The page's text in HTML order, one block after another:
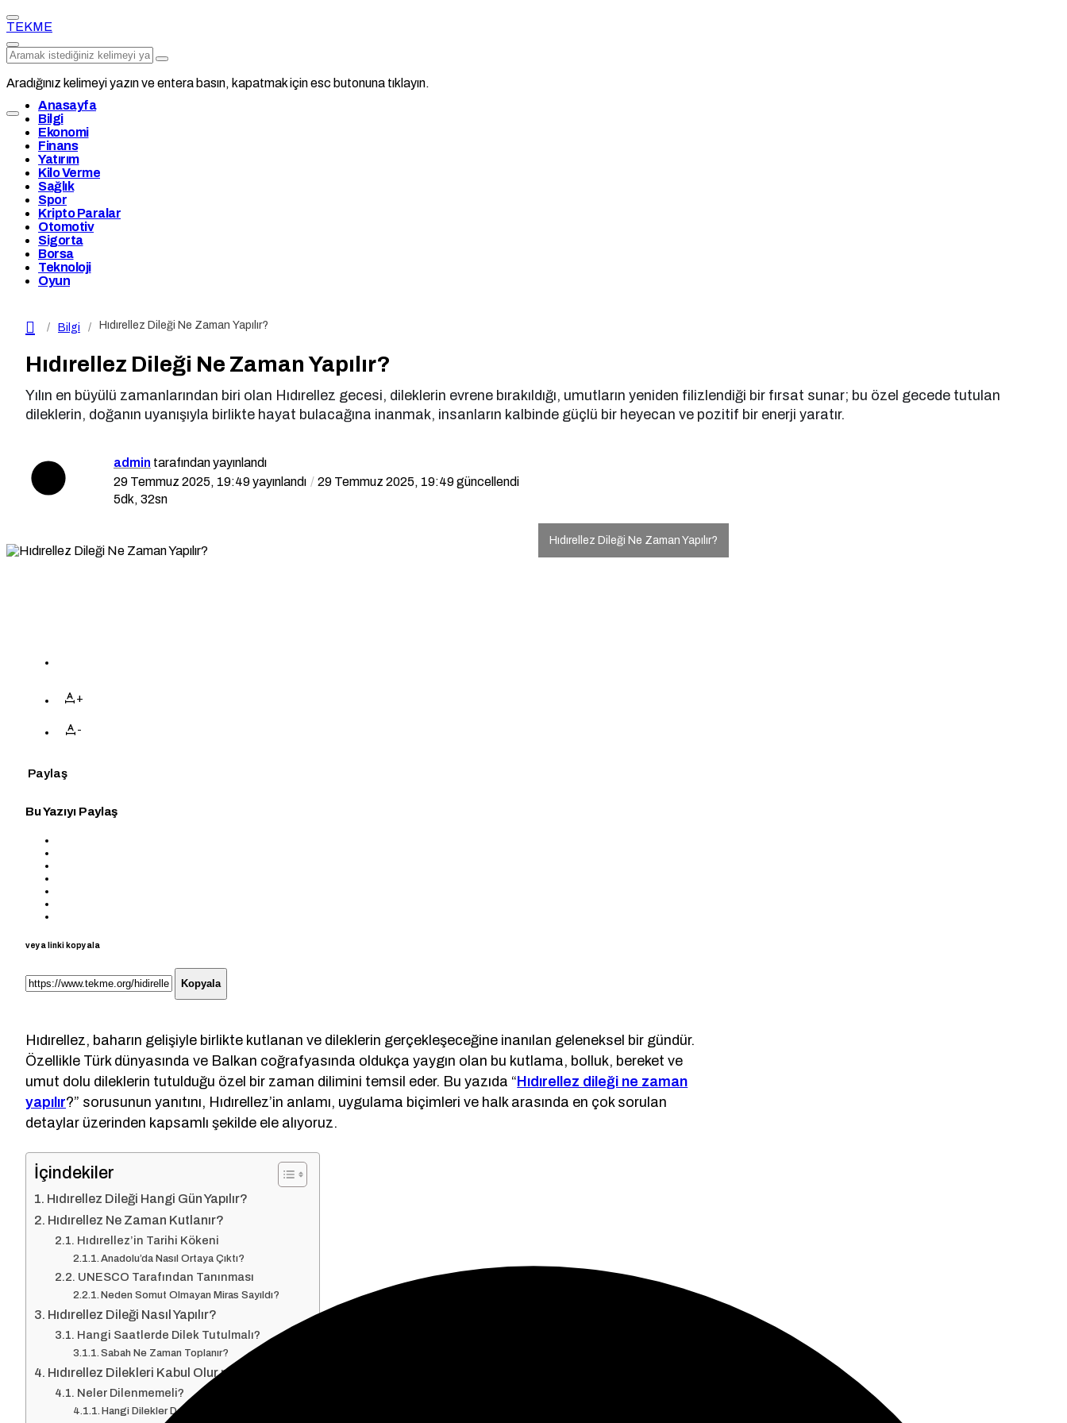
TEKME
Aradığınız kelimeyi yazın ve entera basın, kapatmak için esc butonuna tıklayın.
Anasayfa
Bilgi
Ekonomi
Finans
Yatırım
Kilo Verme
Sağlık
Spor
Kripto Paralar
Otomotiv
Sigorta
Borsa
Teknoloji
Oyun
Bilgi Hıdırellez Dileği Ne Zaman Yapılır?
Hıdırellez Dileği Ne Zaman Yapılır?
Yılın en büyülü zamanlarından biri olan Hıdırellez gecesi, dileklerin evrene bırakıldığı, umutların yeniden filizlendiği bir fırsat sunar; bu özel gecede tutulan
dileklerin, doğanın uyanışıyla birlikte hayat bulacağına inanmak, insanların kalbinde güçlü bir heyecan ve pozitif bir enerji yaratır.
admin tarafından yayınlandı
29 Temmuz 2025, 19:49yayınlandı 29 Temmuz 2025, 19:49güncellendi
5dk, 32sn
Hıdırellez Dileği Ne Zaman Yapılır?
+
-
Paylaş
Bu Yazıyı Paylaş
veya linki kopyala
Kopyala
Hıdırellez, baharın gelişiyle birlikte kutlanan ve dileklerin gerçekleşeceğine inanılan geleneksel bir gündür.
Özellikle Türk dünyasında ve Balkan coğrafyasında oldukça yaygın olan bu kutlama, bolluk, bereket ve
umut dolu dileklerin tutulduğu özel bir zaman dilimini temsil eder. Bu yazıda “ Hıdırellez dileği ne zaman
yapılır?” sorusunun yanıtını, Hıdırellez’in anlamı, uygulama biçimleri ve halk arasında en çok sorulan
detaylar üzerinden kapsamlı şekilde ele alıyoruz.
İçindekiler
Hıdırellez Dileği Hangi Gün Yapılır?
Hıdırellez Ne Zaman Kutlanır?
Hıdırellez’in Tarihi Kökeni
Anadolu’da Nasıl Ortaya Çıktı?
UNESCO Tarafından Tanınması
Neden Somut Olmayan Miras Sayıldı?
Hıdırellez Dileği Nasıl Yapılır?
Hangi Saatlerde Dilek Tutulmalı?
Sabah Ne Zaman Toplanır?
Hıdırellez Dilekleri Kabul Olur mu?
Neler Dilenmemeli?
Hangi Dilekler Daha Çok Edilir?